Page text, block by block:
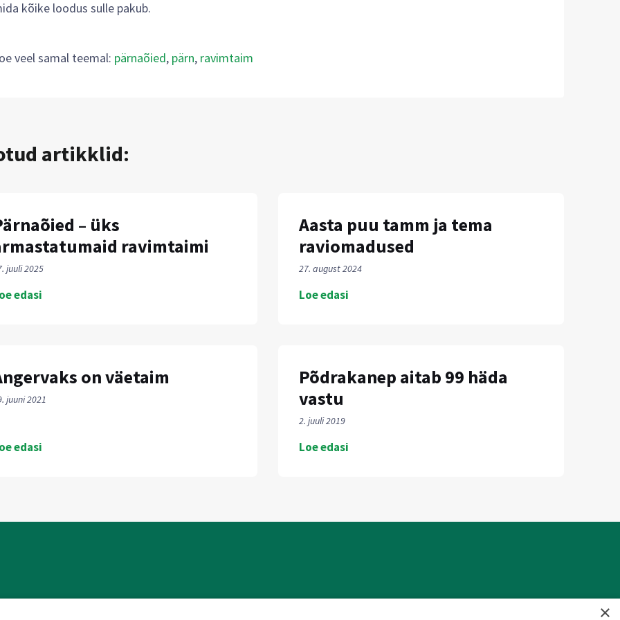
kõike loodus sulle pakub.
veel samal teemal: pärnaõied, pärn, ravimtaim
artikklid:
– üks
ravimtaimi
juuli 2025
edasi
Aasta puu tamm ja tema
raviomadused
27. august 2024
Loe edasi
on väetaim
juuni 2021
edasi
Põdrakanep aitab 99 häda
vastu
2. juuli 2019
Loe edasi
×